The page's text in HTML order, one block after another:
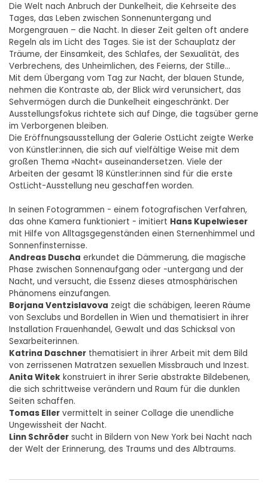
Die Welt nach Anbruch der Dunkelheit, die Kehrseite des
Tages, das Leben zwischen Sonnenuntergang und
Morgengrauen – die Nacht. In dieser Zeit gelten oft andere
Regeln als im Licht des Tages. Sie ist der Schauplatz der
Träume, der Einsamkeit, des Schlafes, der Sexualität, des
Verbrechens, des Unheimlichen, des Feierns, der Stille...
Mit dem Übergang vom Tag zur Nacht, der blauen Stunde,
nehmen die Kontraste ab, der Blick wird verunsichert, das
Sehvermögen durch die Dunkelheit eingeschränkt. Der
Ausstellungsfokus richtete sich auf Dinge, die tagsüber gerne
im Verborgenen bleiben.
Die Eröffnungsausstellung der Galerie OstLicht zeigte Werke
von Künstler:innen, die sich auf vielfältige Weise mit dem
großen Thema »Nacht« auseinandersetzen. Viele der
Arbeiten der gesamt 18 Künstler:innen sind für die erste
OstLicht-Ausstellung neu geschaffen worden.
In seinen Fotogrammen - einem fotografischen Verfahren,
das ohne Kamera funktioniert - imitiert Hans Kupelwieser
mit Hilfe von Alltagsgegenständen einen Sternenhimmel und
Sonnenfinsternisse.
Andreas Duscha erkundet die Dämmerung, die magische
Phase zwischen Sonnenaufgang oder -untergang und der
Nacht, und versucht, die Essenz dieses atmosphärischen
Phänomens einzufangen.
Borjana Ventzislavova zeigt die schäbigen, leeren Räume
von Sexclubs und Bordellen in Wien und thematisiert in ihrer
Installation Frauenhandel, Gewalt und das Schicksal von
Sexarbeiterinnen.
Katrina Daschner thematisiert in ihrer Arbeit mit dem Bild
von zerrissenen Matratzen sexuellen Missbrauch und Inzest.
Anita Witek konstruiert in ihrer Serie abstrakte Bildebenen,
die sich schrittweise verändern und Raum für die dunklen
Seiten schaffen.
Tomas Eller vermittelt in seiner Collage die unendliche
Ungewissheit der Nacht.
Linn Schröder sucht in Bildern von New York bei Nacht nach
der Welt der Erinnerung, des Traums und des Albtraums.